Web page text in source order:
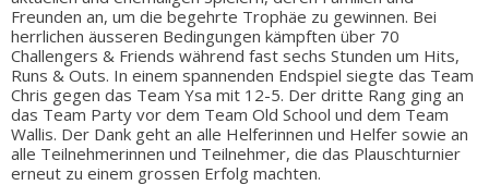
Freunden an, um die begehrte Trophäe zu gewinnen. Bei
herrlichen äusseren Bedingungen kämpften über 70
Challengers & Friends während fast sechs Stunden um Hits,
Runs & Outs. In einem spannenden Endspiel siegte das Team
Chris gegen das Team Ysa mit 12-5. Der dritte Rang ging an
das Team Party vor dem Team Old School und dem Team
Wallis. Der Dank geht an alle Helferinnen und Helfer sowie an
alle Teilnehmerinnen und Teilnehmer, die das Plauschturnier
erneut zu einem grossen Erfolg machten.